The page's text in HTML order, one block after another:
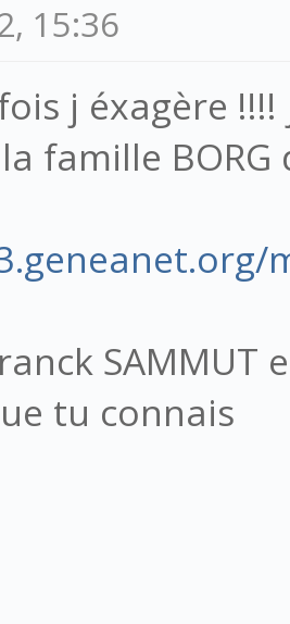
15:36
j éxagère
famille BORG
SAMMUT
tu connais